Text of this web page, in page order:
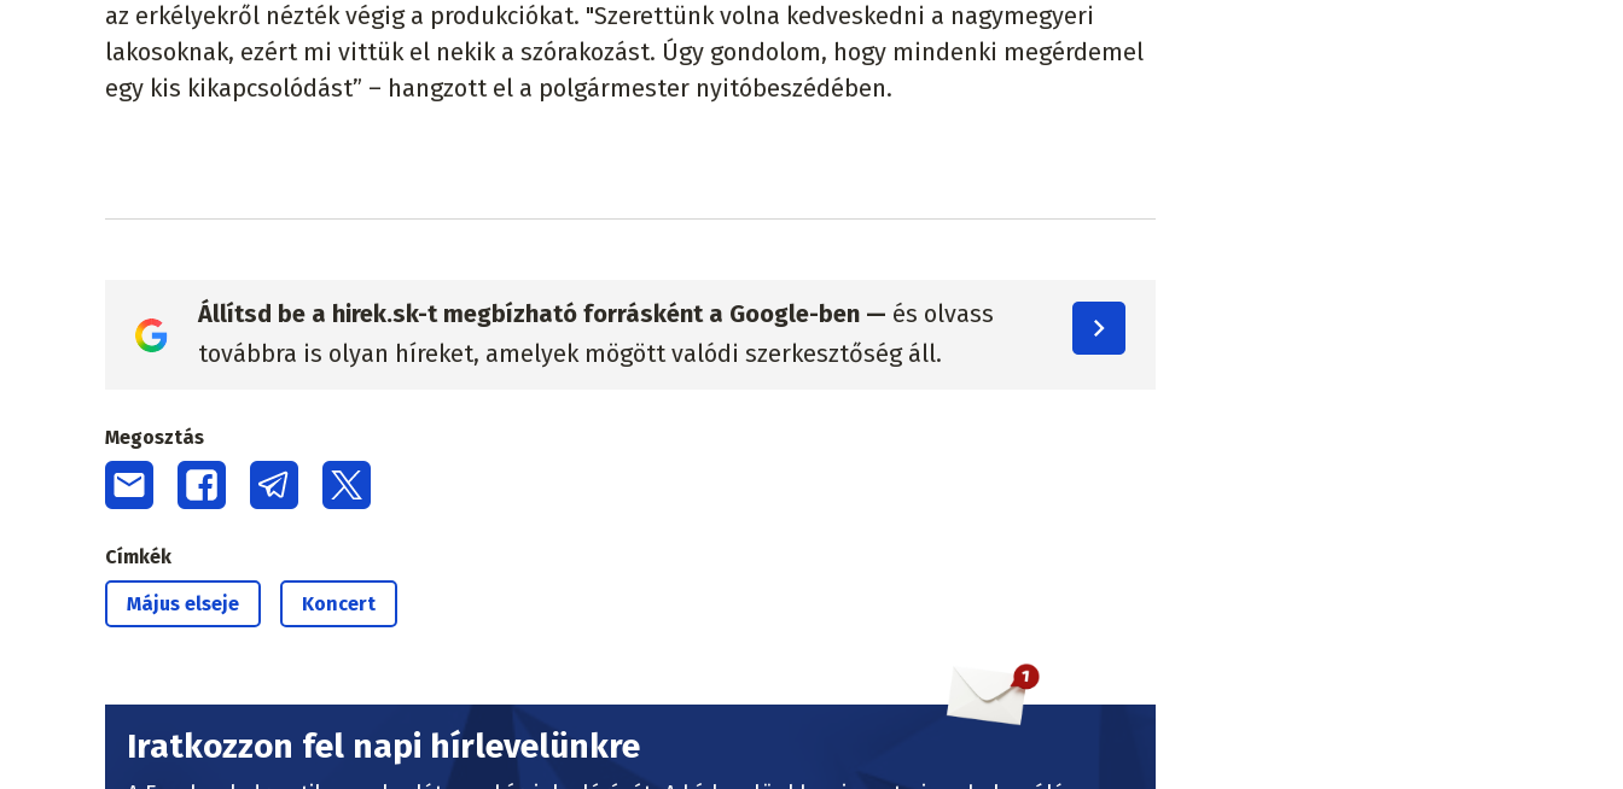
az erkélyekről nézték végig a produkciókat. "Szerettünk volna kedveskedni a nagymegyeri
lakosoknak, ezért mi vittük el nekik a szórakozást. Úgy gondolom, hogy mindenki megérdemel
egy kis kikapcsolódást” – hangzott el a polgármester nyitóbeszédében.
Állítsd be a hirek.sk-t megbízható forrásként a Google-ben — és olvass
továbbra is olyan híreket, amelyek mögött valódi szerkesztőség áll.
Megosztás
Címkék
Május elseje Koncert
Iratkozzon fel napi hírlevelünkre